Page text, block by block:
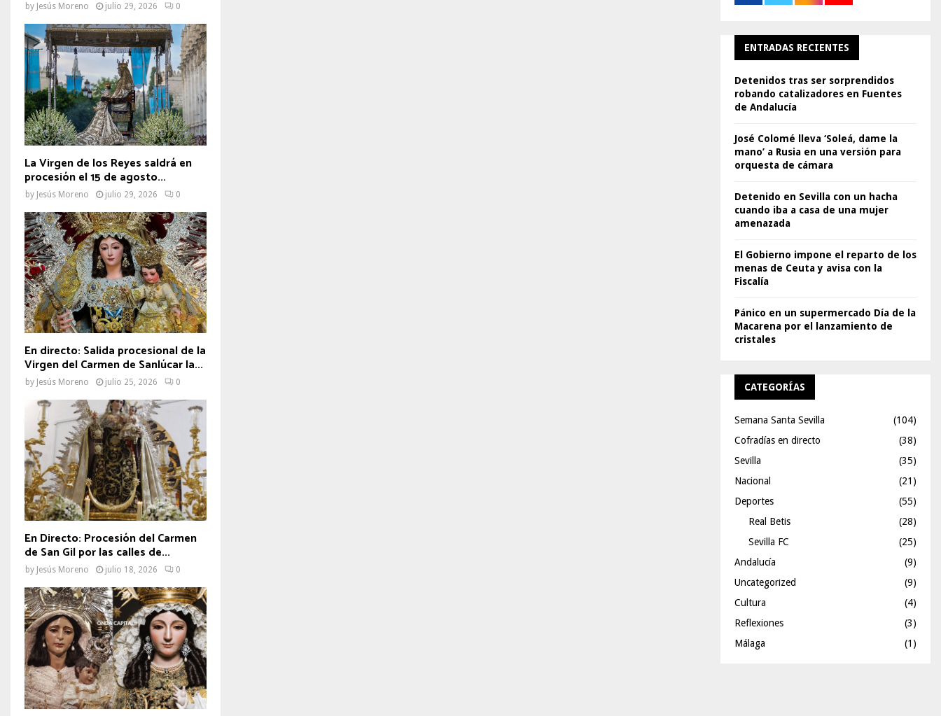
by Jesús Moreno julio 29, 2026 0
La Virgen de los Reyes saldrá en
procesión el 15 de agosto...
by Jesús Moreno julio 29, 2026 0
En directo: Salida procesional de la
Virgen del Carmen de Sanlúcar la...
by Jesús Moreno julio 25, 2026 0
En Directo: Procesión del Carmen
de San Gil por las calles de...
by Jesús Moreno julio 18, 2026 0
ENTRADAS RECIENTES
Detenidos tras ser sorprendidos
robando catalizadores en Fuentes
de Andalucía
José Colomé lleva ‘Soleá, dame la
mano’ a Rusia en una versión para
orquesta de cámara
Detenido en Sevilla con un hacha
cuando iba a casa de una mujer
amenazada
El Gobierno impone el reparto de los
menas de Ceuta y avisa con la
Fiscalía
Pánico en un supermercado Día de la
Macarena por el lanzamiento de
cristales
CATEGORÍAS
Semana Santa Sevilla
(104)
Cofradías en directo
(38)
Sevilla
(35)
Nacional
(21)
Deportes
(55)
Real Betis
(28)
Sevilla FC
(25)
Andalucía
(9)
Uncategorized
(9)
Cultura
(4)
Reflexiones
(3)
Málaga
(1)